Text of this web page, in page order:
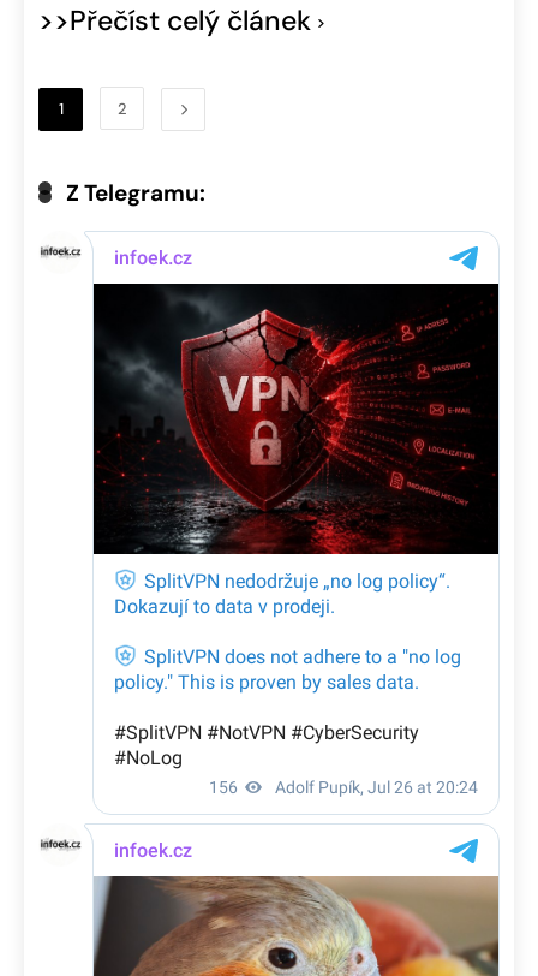
>>Přečíst celý článek
1 2
Z Telegramu: